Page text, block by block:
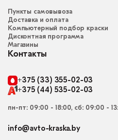
Пункты самовывоза
Доставка и оплата
Компьютерный подбор краски
Дисконтная программа
Магазины
Контакты
+375 (33) 355-02-03
+375 (44) 535-02-03
пн-пт: 09:00 - 18:00, сб: 09:00 -
info@avto-kraska.by